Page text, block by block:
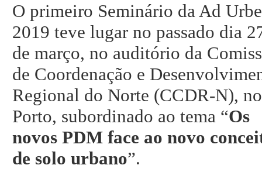
O primeiro Seminário da Ad
2019 teve lugar no passado dia
de março, no auditório da
de Coordenação e
Regional do Norte (CCDR-N), no
Porto, subordinado ao tema “Os
novos PDM face ao novo
de solo urbano”.